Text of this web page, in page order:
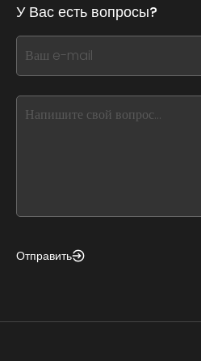
this
form
field
blank
У Вас есть вопросы?
If
you
this,
Отправить